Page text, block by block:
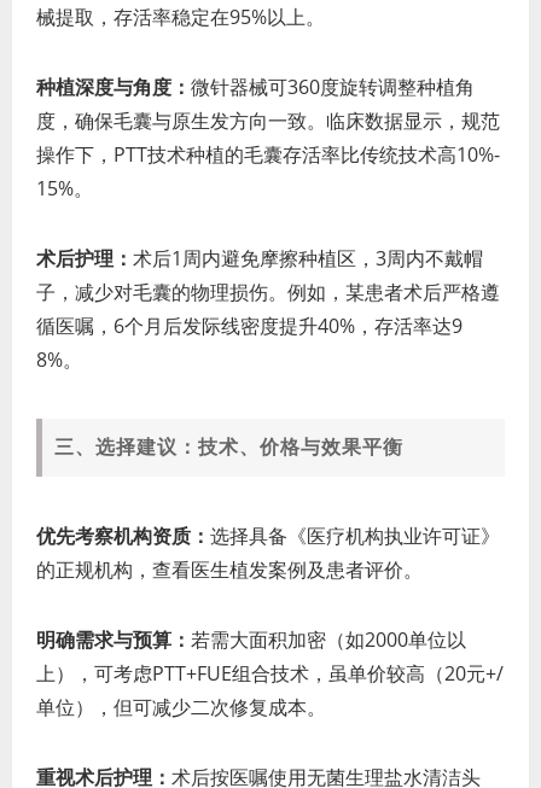
械提取，存活率稳定在95%以上。
种植深度与角度： 微针器械可360度旋转调整种植角
度，确保毛囊与原生发方向一致。临床数据显示，规范
操作下，PTT技术种植的毛囊存活率比传统技术高10%-
15%。
术后护理： 术后1周内避免摩擦种植区，3周内不戴帽
子，减少对毛囊的物理损伤。例如，某患者术后严格遵
循医嘱，6个月后发际线密度提升40%，存活率达9
8%。
三、选择建议：技术、价格与效果平衡
优先考察机构资质： 选择具备《医疗机构执业许可证》
的正规机构，查看医生植发案例及患者评价。
明确需求与预算： 若需大面积加密（如2000单位以
上），可考虑PTT+FUE组合技术，虽单价较高（20元+/
单位），但可减少二次修复成本。
重视术后护理： 术后按医嘱使用无菌生理盐水清洁头